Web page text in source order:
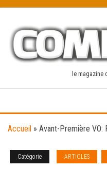
content
le magazine
Accueil » Avant-Première VO:
Catégorie ARTICLES